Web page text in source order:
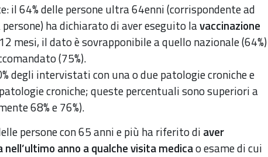
il 64% delle persone ultra 64enni (corrispondente ad
ha dichiarato di aver eseguito lavaccinazione
mesi, il dato è sovrapponibile a quello nazionale (64%)
(75%).
degli intervistati con una o due patologie croniche e
croniche; queste percentuali sono superiori a
68% e 76%).
persone con 65 anni e più ha riferito di aver
anno a qualche visita medicao esame di cui